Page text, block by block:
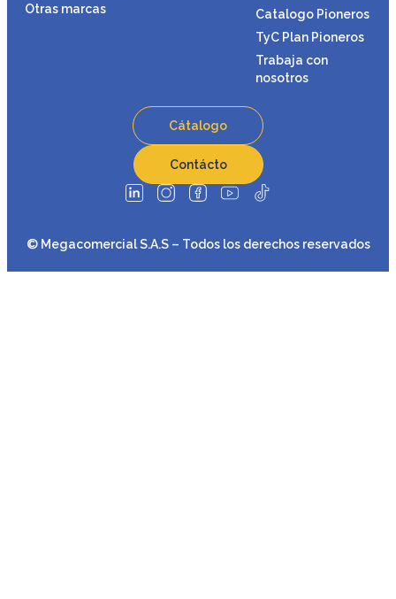
Otras marcas
Catalogo Pioneros
TyC Plan Pioneros
Trabaja con
nosotros
Cátalogo
Contácto
© Megacomercial S.A.S – Todos los derechos reservados